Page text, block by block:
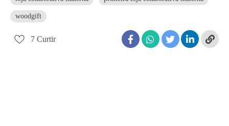
woodgift
7 Curtir